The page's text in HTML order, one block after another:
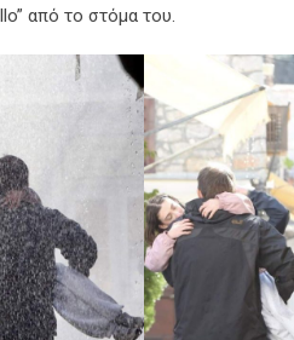
από το στόμα του.